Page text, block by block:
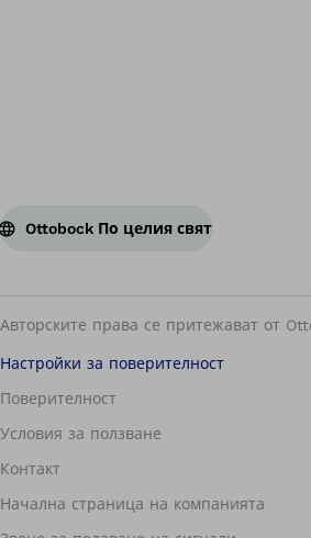
Ottobock По целия свят
Авторските права се притежават от
Настройки за поверителност
Поверителност
Условия за ползване
Контакт
Начална страница на компанията